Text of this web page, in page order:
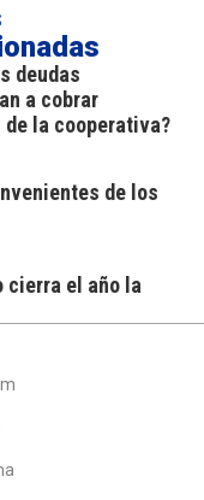
deudas
a cobrar
la cooperativa?
de los
cierra el año la